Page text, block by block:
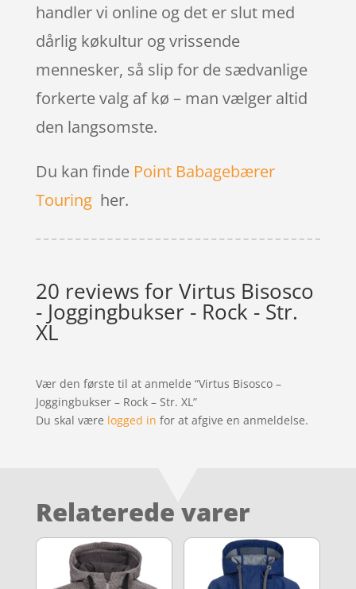
handler vi online og det er slut med
dårlig køkultur og vrissende
mennesker, så slip for de sædvanlige
forkerte valg af kø – man vælger altid
den langsomste.
Du kan finde Point Babagebærer
Touringher.
20 reviews forVirtus Bisosco
- Joggingbukser - Rock - Str.
XL
Vær den første til at anmelde “Virtus Bisosco –
Joggingbukser – Rock – Str. XL”
Du skal være logged in for at afgive en anmeldelse.
Relaterede varer